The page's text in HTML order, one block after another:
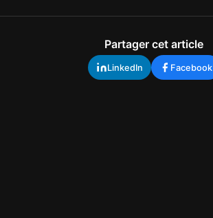
Partager cet article
LinkedIn Facebook